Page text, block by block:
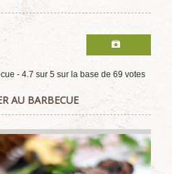
- 4.7 sur 5 sur la base de 69 votes
AU BARBECUE